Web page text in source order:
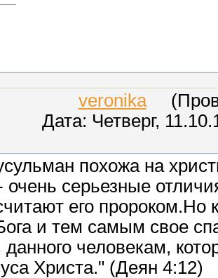
veronika
Дата: Четверг,
похожа на
очень серьезные
его пророком.Но
и тем самым свое
человекам,
Христа." (Деян 4:12)